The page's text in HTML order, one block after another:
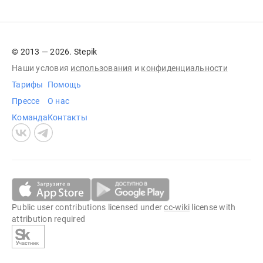
© 2013 — 2026. Stepik
Наши условия использования и конфиденциальности
Тарифы
Прессе
Команда
Помощь
О нас
Контакты
Public user contributions licensed undercc-wiki license with
attribution required